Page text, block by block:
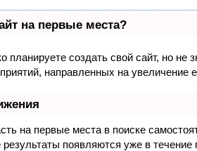
на первые места?
планируете создать свой сайт, но не
направленных на увеличение
на первые места в поиске
результаты появляются уже в